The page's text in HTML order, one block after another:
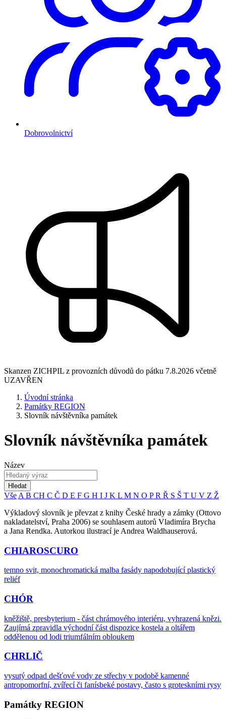
Dobrovolnictví
Skanzen ZICHPIL z provozních důvodů do pátku 7.8.2026 včetně
UZAVŘEN
Úvodní stránka
Památky REGION
Slovník návštěvníka památek
Slovník návštěvníka památek
Název
Hledat
Vše A B CH C Č D E F G H I J K L M N O PR Ř S Š T U V Z Ž
Výkladový slovník je převzat z knihy České hrady a zámky (Ottovo
nakladatelství, Praha 2006) se souhlasem autorů Vladimíra Brycha
a Jana Rendka. Autorkou ilustrací je Andrea Waldhauserová.
CHIAROSCURO
temno svit, monochromatická malba fasády napodobující plastický
reliéf
CHÓR
kněžiště, presbyterium - část chrámového interiéru, vyhrazená knězi.
Zaujímá zpravidla východní část dispozice kostela a oltářem
oddělenou od lodi triumfálním obloukem
CHRLIČ
vysutý odpad dešťové vody ze střechy v podobě kamenné
antropomorfní, zvířecí či fanísbeké postavy, často s groteskními rysy
Památky REGION